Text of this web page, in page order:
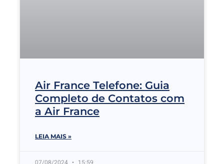
Air France Telefone: Guia
Completo de Contatos com
a Air France
LEIA MAIS »